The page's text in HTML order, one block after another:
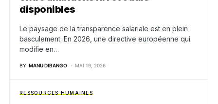
disponibles
Le paysage de la transparence salariale est en plein
basculement. En 2026, une directive européenne qui
modifie en…
BY MANU DIBANGO MAI 19, 2026
RESSOURCES HUMAINES